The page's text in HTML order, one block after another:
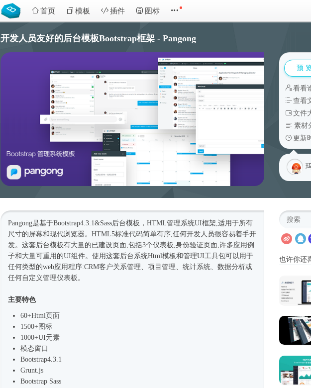
首页 模板 插件 图标
开发人员友好的后台模板Bootstrap框架 - Pangong
预
看看
查看
文件
素材
更新
Pangong是基于Bootstrap4.3.1&Sass后台模板 ，HTML管理系统UI框架,适用于所有
尺寸的屏幕和现代浏览器。HTML5标准代码简单有序,任何开发人员很容易着手开
发。这套后台模板有大量的已建设页面,包括3个仪表板,身份验证页面,许多应用例
子和大量可重用的UI组件。使用这套后台系统Html模板和管理UI工具包可以用于
任何类型的web应用程序:CRM客户关系管理、项目管理、统计系统、数据分析或
任何自定义管理仪表板。
主要特色
60+Html页面
1500+图标
1000+UI元素
模态窗口
Bootstrap4.3.1
Grunt.js
Bootstrap Sass
也许你还